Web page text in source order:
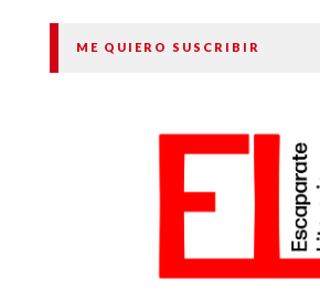
ME QUIERO SUSCRIBIR